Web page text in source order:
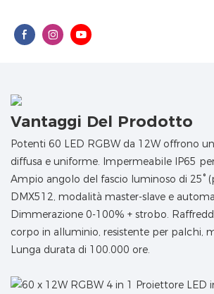
Vantaggi Del Prodotto
Potenti 60 LED RGBW da 12W offrono
diffusa e uniforme. Impermeabile IP65
Ampio angolo del fascio luminoso di 25°
DMX512, modalità master-slave e
Dimmerazione 0-100% + strobo.
corpo in alluminio, resistente per palchi,
Lunga durata di 100.000 ore.